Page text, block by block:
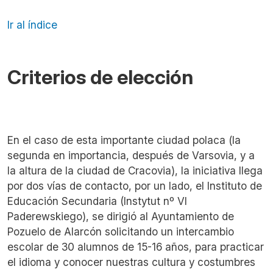
Ir al índice
Criterios de elección
En el caso de esta importante ciudad polaca (la
segunda en importancia, después de Varsovia, y a
la altura de la ciudad de Cracovia), la iniciativa llega
por dos vías de contacto, por un lado, el Instituto de
Educación Secundaria (Instytut nº VI
Paderewskiego), se dirigió al Ayuntamiento de
Pozuelo de Alarcón solicitando un intercambio
escolar de 30 alumnos de 15-16 años, para practicar
el idioma y conocer nuestras cultura y costumbres